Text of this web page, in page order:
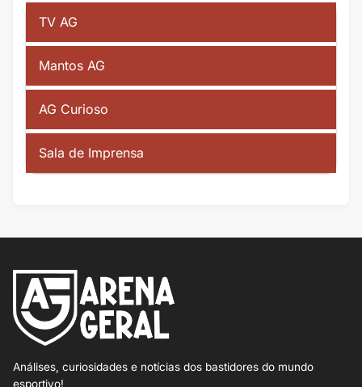
TV AG
Mantos AG
AG Curioso
Sala de Imprensa
Análises, curiosidades e notícias dos bastidores do mundo
esportivo!